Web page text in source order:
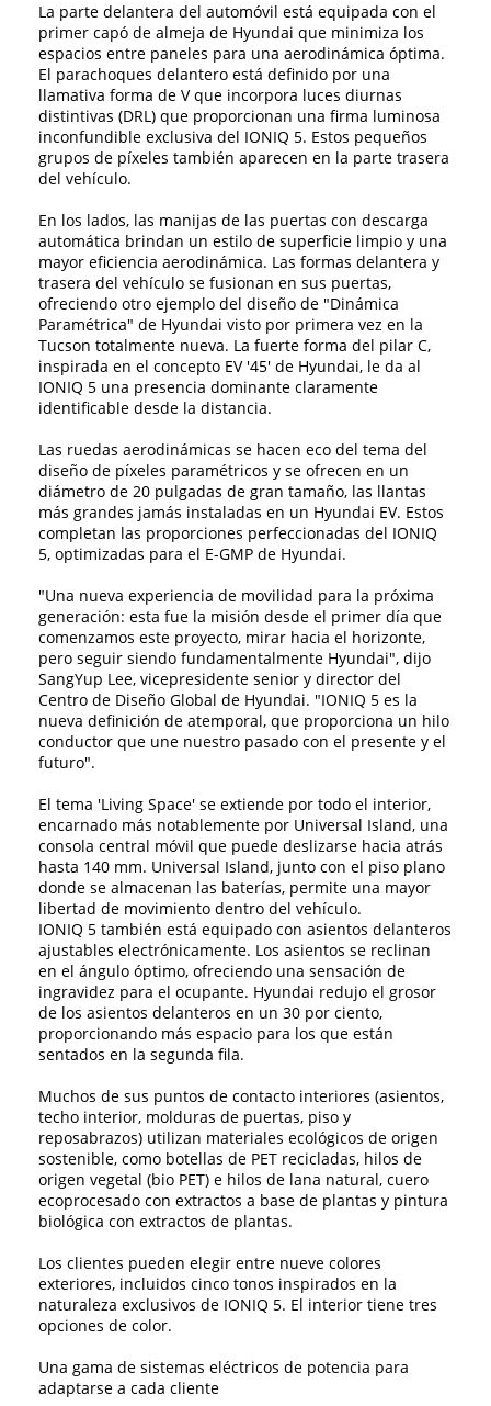
La parte delantera del automóvil está equipada con el
primer capó de almeja de Hyundai que minimiza los
espacios entre paneles para una aerodinámica óptima.
El parachoques delantero está definido por una
llamativa forma de V que incorpora luces diurnas
distintivas (DRL) que proporcionan una firma luminosa
inconfundible exclusiva del IONIQ 5. Estos pequeños
grupos de píxeles también aparecen en la parte trasera
del vehículo.
En los lados, las manijas de las puertas con descarga
automática brindan un estilo de superficie limpio y una
mayor eficiencia aerodinámica. Las formas delantera y
trasera del vehículo se fusionan en sus puertas,
ofreciendo otro ejemplo del diseño de "Dinámica
Paramétrica" ​​de Hyundai visto por primera vez en la
Tucson totalmente nueva. La fuerte forma del pilar C,
inspirada en el concepto EV '45' de Hyundai, le da al
IONIQ 5 una presencia dominante claramente
identificable desde la distancia.
Las ruedas aerodinámicas se hacen eco del tema del
diseño de píxeles paramétricos y se ofrecen en un
diámetro de 20 pulgadas de gran tamaño, las llantas
más grandes jamás instaladas en un Hyundai EV. Estos
completan las proporciones perfeccionadas del IONIQ
5, optimizadas para el E-GMP de Hyundai.
"Una nueva experiencia de movilidad para la próxima
generación: esta fue la misión desde el primer día que
comenzamos este proyecto, mirar hacia el horizonte,
pero seguir siendo fundamentalmente Hyundai", dijo
SangYup Lee, vicepresidente senior y director del
Centro de Diseño Global de Hyundai. "IONIQ 5 es la
nueva definición de atemporal, que proporciona un hilo
conductor que une nuestro pasado con el presente y el
futuro".
El tema 'Living Space' se extiende por todo el interior,
encarnado más notablemente por Universal Island, una
consola central móvil que puede deslizarse hacia atrás
hasta 140 mm. Universal Island, junto con el piso plano
donde se almacenan las baterías, permite una mayor
libertad de movimiento dentro del vehículo.
IONIQ 5 también está equipado con asientos delanteros
ajustables electrónicamente. Los asientos se reclinan
en el ángulo óptimo, ofreciendo una sensación de
ingravidez para el ocupante. Hyundai redujo el grosor
de los asientos delanteros en un 30 por ciento,
proporcionando más espacio para los que están
sentados en la segunda fila.
Muchos de sus puntos de contacto interiores (asientos,
techo interior, molduras de puertas, piso y
reposabrazos) utilizan materiales ecológicos de origen
sostenible, como botellas de PET recicladas, hilos de
origen vegetal (bio PET) e hilos de lana natural, cuero
ecoprocesado con extractos a base de plantas y pintura
biológica con extractos de plantas.
Los clientes pueden elegir entre nueve colores
exteriores, incluidos cinco tonos inspirados en la
naturaleza exclusivos de IONIQ 5. El interior tiene tres
opciones de color.
Una gama de sistemas eléctricos de potencia para
adaptarse a cada cliente